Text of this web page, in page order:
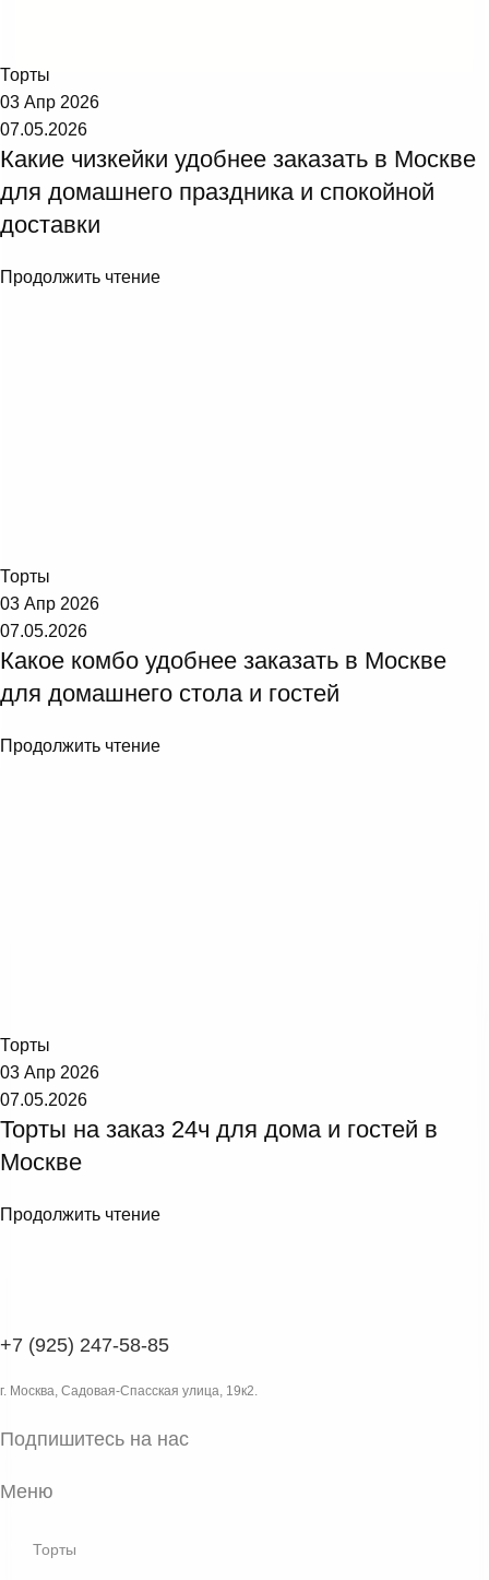
Торты
03 Апр 2026
07.05.2026
Какие чизкейки удобнее заказать в Москве
для домашнего праздника и спокойной
доставки
Продолжить чтение
Торты
03 Апр 2026
07.05.2026
Какое комбо удобнее заказать в Москве
для домашнего стола и гостей
Продолжить чтение
Торты
03 Апр 2026
07.05.2026
Торты на заказ 24ч для дома и гостей в
Москве
Продолжить чтение
+7 (925) 247-58-85
г. Москва, Садовая-Спасская улица, 19к2.
Подпишитесь на нас
Меню
Торты